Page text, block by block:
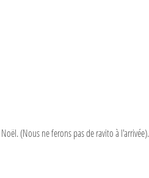
(Nous ne ferons pas de ravito à l'arrivée).